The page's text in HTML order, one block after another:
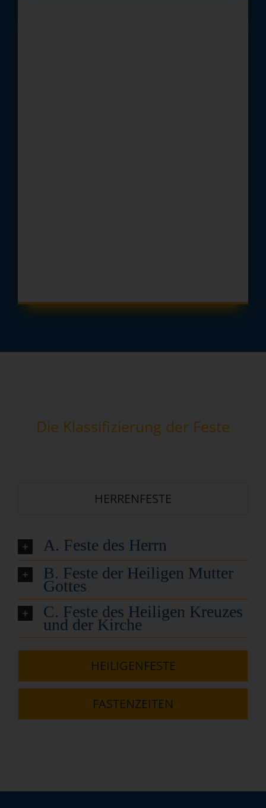
Die Klassifizierung der Feste
HERRENFESTE
A. Feste des Herrn
B. Feste der Heiligen Mutter
Gottes
C. Feste des Heiligen Kreuzes
und der Kirche
HEILIGENFESTE
FASTENZEITEN